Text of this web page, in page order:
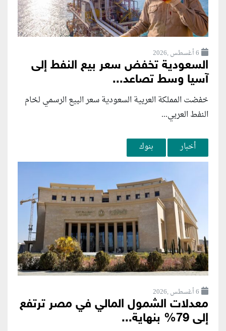
6 أغسطس ,2026
السعودية تخفض سعر بيع النفط إلى
آسيا وسط تصاعد...
خفضت المملكة العربية السعودية سعر البيع الرسمي لخام
النفط العربي...
أخبار بنوك
6 أغسطس ,2026
معدلات الشمول المالي في مصر ترتفع
إلى 79% بنهاية...